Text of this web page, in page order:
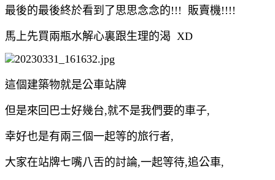
最後的最後終於看到了思思念念的!!! 販賣機!!!!
馬上先買兩瓶水解心裏跟生理的渴 XD
這個建築物就是公車站牌
但是來回巴士好幾台,就不是我們要的車子,
幸好也是有兩三個一起等的旅行者,
大家在站牌七嘴八舌的討論,一起等待,追公車,